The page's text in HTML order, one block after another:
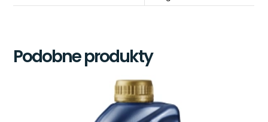
Podobne produkty